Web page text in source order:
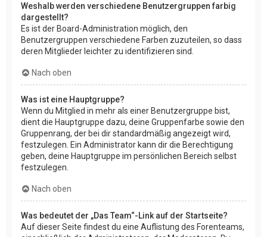
Weshalb werden verschiedene Benutzergruppen farbig
dargestellt?
Es ist der Board-Administration möglich, den
Benutzergruppen verschiedene Farben zuzuteilen, so dass
deren Mitglieder leichter zu identifizieren sind.
Nach oben
Was ist eine Hauptgruppe?
Wenn du Mitglied in mehr als einer Benutzergruppe bist,
dient die Hauptgruppe dazu, deine Gruppenfarbe sowie den
Gruppenrang, der bei dir standardmäßig angezeigt wird,
festzulegen. Ein Administrator kann dir die Berechtigung
geben, deine Hauptgruppe im persönlichen Bereich selbst
festzulegen.
Nach oben
Was bedeutet der „Das Team“-Link auf der Startseite?
Auf dieser Seite findest du eine Auflistung des Forenteams,